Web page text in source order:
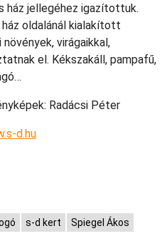
ház jellegéhez igazítottuk.
oldalánál kialakított
virágaikkal,
el. Kékszakáll, pampafű,
Radácsi Péter
d.hu
s-d kert
Spiegel Ákos